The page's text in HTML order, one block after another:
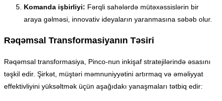
Komanda işbirliyi: Fərqli sahələrdə mütəxəssislərin bir
araya gəlməsi, innovativ ideyaların yaranmasına səbəb olur.
Rəqəmsal Transformasiyanın Təsiri
Rəqəmsal transformasiya, Pinco-nun inkişaf stratejilərində əsasını
təşkil edir. Şirkət, müştəri məmnuniyyətini artırmaq və əməliyyat
effektivliyini yüksəltmək üçün aşağıdakı yanaşmaları tətbiq edir: